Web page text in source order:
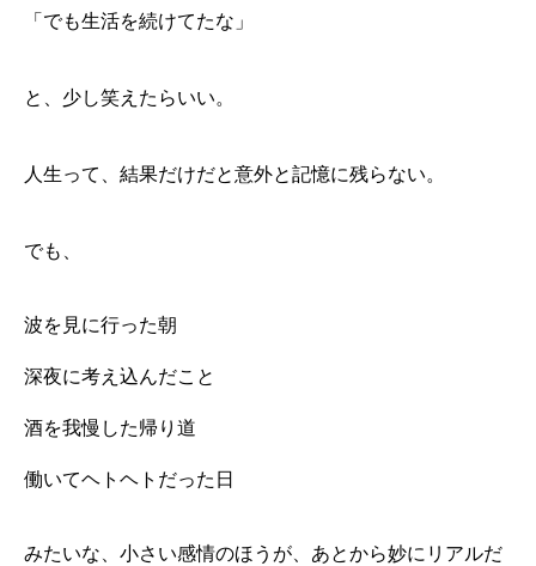
「でも生活を続けてたな」
と、少し笑えたらいい。
人生って、結果だけだと意外と記憶に残らない。
でも、
波を見に行った朝
深夜に考え込んだこと
酒を我慢した帰り道
働いてヘトヘトだった日
みたいな、小さい感情のほうが、あとから妙にリアルだ